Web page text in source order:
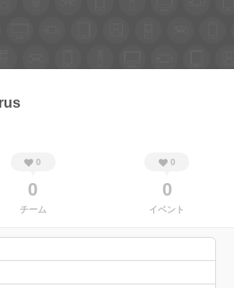
0
0
チーム
0
0
イベント